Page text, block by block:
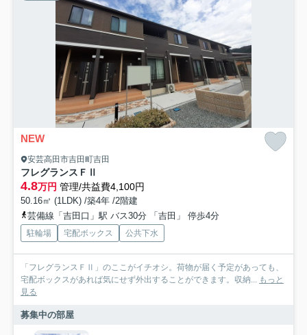
NEW
安芸高田市吉田町吉田
フレグランスＦⅡ
4.8万円 管理/共益費4,100円
50.16㎡ (1LDK) /築4年 /2階建
芸備線「吉田口」駅 バス30分 「吉田」 停歩4分
駐輪場 宅配ボックス 公共下水
「フレグランスＦⅡ」のここがイチオシ。荷物が届く予定があっても、
宅配ボックスがあれば気にせず外出することができます。収納... もっと
見る
募集中の部屋